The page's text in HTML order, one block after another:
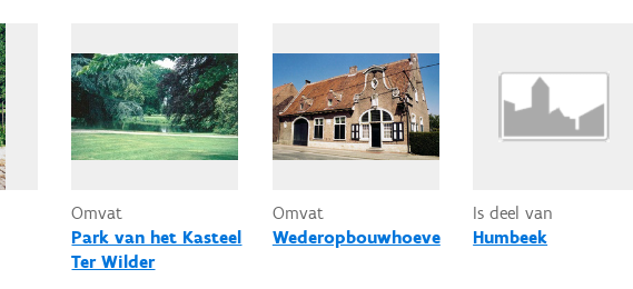
Omvat
Park van het Kasteel
Ter Wilder
Omvat
Wederopbouwhoeve
Is deel van
Humbeek